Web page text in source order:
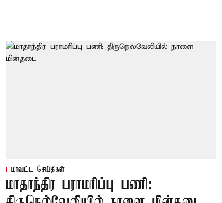
மாவட்ட செய்திகள்
மாதாந்திர பராமரிப்பு பணி: